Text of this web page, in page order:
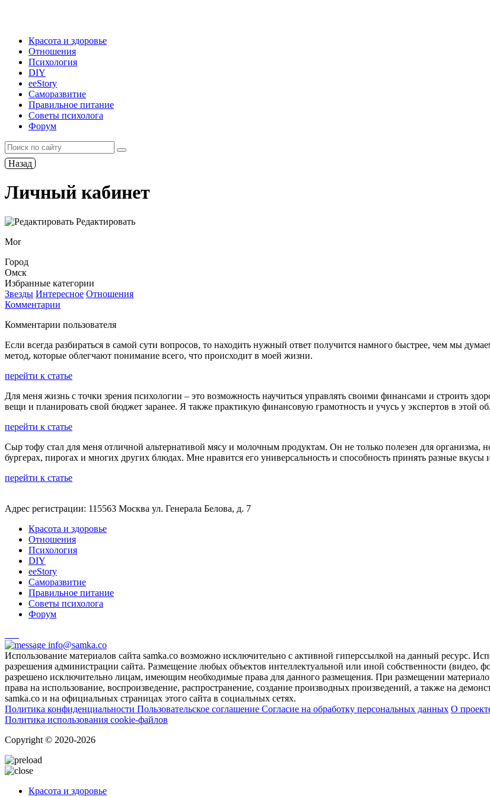
Красота и здоровье
Отношения
Психология
DIY
ееStory
Саморазвитие
Правильное питание
Советы психолога
Форум
Назад
Личный кабинет
Редактировать
Mor
Город
Омск
Избранные категории
Звезды Интересное Отношения
Комментарии
Комментарии пользователя
Если всегда разбираться в самой сути вопросов, то находить нужный ответ получится намного быстрее, чем мы
метод, которые облегчают понимание всего, что происходит в моей жизни.
перейти к статье
Для меня жизнь с точки зрения психологии – это возможность научиться управлять своими финансами и строить
вещи и планировать свой бюджет заранее. Я также практикую финансовую грамотность и учусь у экспертов в этой
перейти к статье
Сыр тофу стал для меня отличной альтернативой мясу и молочным продуктам. Он не только полезен для организма,
бургерах, пирогах и многих других блюдах. Мне нравится его универсальность и способность принять разные вкусы
перейти к статье
Адрес регистрации: 115563 Москва ул. Генерала Белова, д. 7
Красота и здоровье
Отношения
Психология
DIY
ееStory
Саморазвитие
Правильное питание
Советы психолога
Форум
info@samka.co
Использование материалов сайта samka.co возможно исключительно с активной гиперссылкой на данный ресурс.
разрешения администрации сайта. Размещение любых объектов интеллектуальной или иной собственности (видео,
разрешено исключительно лицам, имеющим необходимые права для данного размещения. При размещении
права на использование, воспроизведение, распространение, создание производных произведений, а также на
samka.co и на официальных страницах этого сайта в социальных сетях.
Политика конфиденциальности Пользовательское соглашение Согласие на обработку персональных данных О
Политика использования cookie-файлов
Copyright © 2020-2026
Красота и здоровье